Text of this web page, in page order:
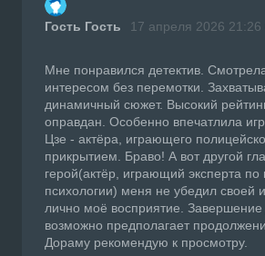
Гость Гость 17 апреля 2026 21:26
Мне понравился детектив.
интересом без перемотки.
динамичный сюжет. Высокий
оправдан. Особенно впечатлила
Цзе - актёра, играющего
прикрытием. Браво! А вот другой
герой(актёр, играющий эксперта
психологии) меня не убедил своей
лично моё восприятие.
возможно предполагает
Дораму рекомендую к просмотру.